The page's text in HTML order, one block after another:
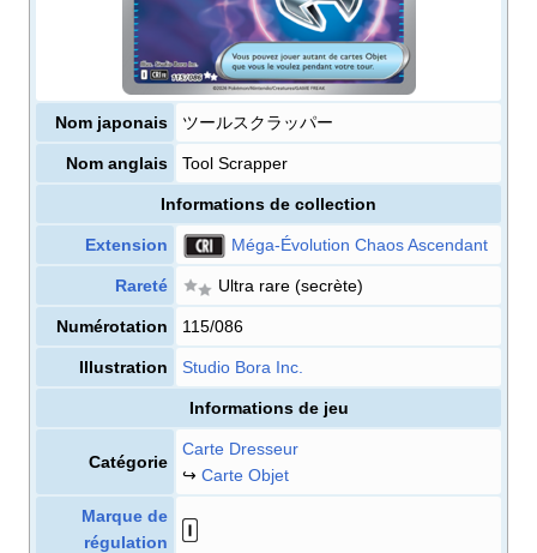
Nom japonais ツールスクラッパー
Nom anglais Tool Scrapper
Informations de collection
Extension Méga-Évolution Chaos Ascendant
Rareté Ultra rare (secrète)
Numérotation 115/086
Illustration Studio Bora Inc.
Informations de jeu
Catégorie
Carte Dresseur
↪ Carte Objet
Marque de
régulation